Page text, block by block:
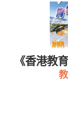
《香港教